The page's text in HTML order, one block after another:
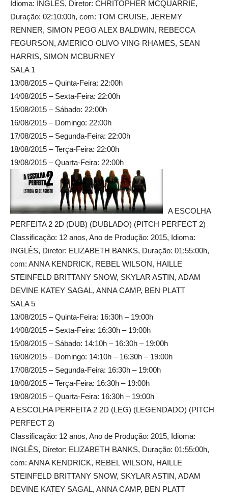
Idioma: INGLÊS, Diretor: CHRITOPHER MCQUARRIE,
Duração: 02:10:00h, com: TOM CRUISE, JEREMY
RENNER, SIMON PEGG ALEX BALDWIN, REBECCA
FEGURSON, AMERICO OLIVO VING RHAMES, SEAN
HARRIS, SIMON MCBURNEY
SALA 1
13/08/2015 – Quinta-Feira: 22:00h
14/08/2015 – Sexta-Feira: 22:00h
15/08/2015 – Sábado: 22:00h
16/08/2015 – Domingo: 22:00h
17/08/2015 – Segunda-Feira: 22:00h
18/08/2015 – Terça-Feira: 22:00h
19/08/2015 – Quarta-Feira: 22:00h
A ESCOLHA
PERFEITA 2 2D (DUB) (DUBLADO) (PITCH PERFECT 2)
Classificação: 12 anos, Ano de Produção: 2015, Idioma:
INGLÊS, Diretor: ELIZABETH BANKS, Duração: 01:55:00h,
com: ANNA KENDRICK, REBEL WILSON, HAILLE
STEINFELD BRITTANY SNOW, SKYLAR ASTIN, ADAM
DEVINE KATEY SAGAL, ANNA CAMP, BEN PLATT
SALA 5
13/08/2015 – Quinta-Feira: 16:30h – 19:00h
14/08/2015 – Sexta-Feira: 16:30h – 19:00h
15/08/2015 – Sábado: 14:10h – 16:30h – 19:00h
16/08/2015 – Domingo: 14:10h – 16:30h – 19:00h
17/08/2015 – Segunda-Feira: 16:30h – 19:00h
18/08/2015 – Terça-Feira: 16:30h – 19:00h
19/08/2015 – Quarta-Feira: 16:30h – 19:00h
A ESCOLHA PERFEITA 2 2D (LEG) (LEGENDADO) (PITCH
PERFECT 2)
Classificação: 12 anos, Ano de Produção: 2015, Idioma:
INGLÊS, Diretor: ELIZABETH BANKS, Duração: 01:55:00h,
com: ANNA KENDRICK, REBEL WILSON, HAILLE
STEINFELD BRITTANY SNOW, SKYLAR ASTIN, ADAM
DEVINE KATEY SAGAL, ANNA CAMP, BEN PLATT